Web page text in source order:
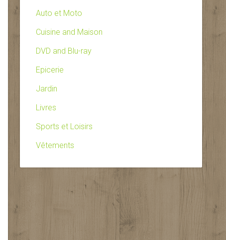
Auto et Moto
Cuisine and Maison
DVD and Blu-ray
Epicerie
Jardin
Livres
Sports et Loisirs
Vêtements